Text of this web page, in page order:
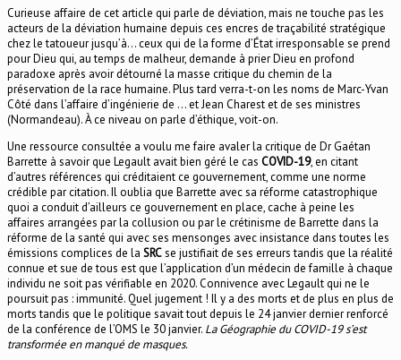
Curieuse affaire de cet article qui parle de déviation, mais ne touche pas les
acteurs de la déviation humaine depuis ces encres de traçabilité stratégique
chez le tatoueur jusqu’à… ceux qui de la forme d’État irresponsable se prend
pour Dieu qui, au temps de malheur, demande à prier Dieu en profond
paradoxe après avoir détourné la masse critique du chemin de la
préservation de la race humaine. Plus tard verra-t-on les noms de Marc-Yvan
Côté dans l’affaire d’ingénierie de … et Jean Charest et de ses ministres
(Normandeau). À ce niveau on parle d’éthique, voit-on.
Une ressource consultée a voulu me faire avaler la critique de Dr Gaétan
Barrette à savoir que Legault avait bien géré le cas COVID-19, en citant
d’autres références qui créditaient ce gouvernement, comme une norme
crédible par citation. Il oublia que Barrette avec sa réforme catastrophique
quoi a conduit d’ailleurs ce gouvernement en place, cache à peine les
affaires arrangées par la collusion ou par le crétinisme de Barrette dans la
réforme de la santé qui avec ses mensonges avec insistance dans toutes les
émissions complices de la SRCse justifiait de ses erreurs tandis que la réalité
connue et sue de tous est que l’application d’un médecin de famille à chaque
individu ne soit pas vérifiable en 2020. Connivence avec Legault qui ne le
poursuit pas : immunité. Quel jugement ! Il y a des morts et de plus en plus de
morts tandis que le politique savait tout depuis le 24 janvier dernier renforcé
de la conférence de l’OMS le 30 janvier. La Géographie du COVID-19 s’est
transformée en manqué de masques.